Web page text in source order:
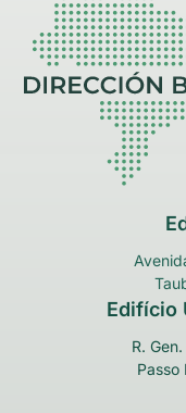
Edifício
R.
Passo